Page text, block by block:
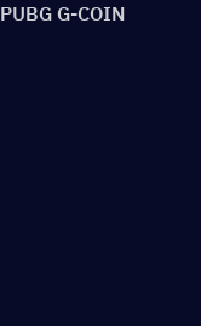
PUBG G-COIN